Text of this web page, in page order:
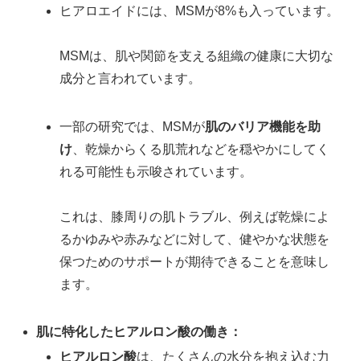
ヒアロエイドには、MSMが8%も入っています。
MSMは、肌や関節を支える組織の健康に大切な
成分と言われています。
一部の研究では、MSMが肌のバリア機能を助
け 、乾燥からくる肌荒れなどを穏やかにしてく
れる可能性も示唆されています。
これは、膝周りの肌トラブル、例えば乾燥によ
るかゆみや赤みなどに対して、健やかな状態を
保つためのサポートが期待できることを意味し
ます。
肌に特化したヒアルロン酸の働き：
ヒアルロン酸は、たくさんの水分を抱え込む力